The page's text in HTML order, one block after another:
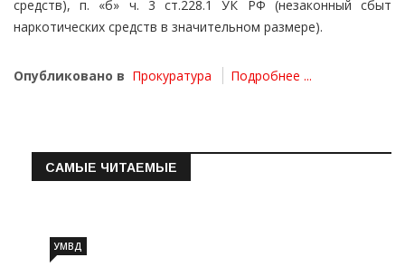
средств), п. «б» ч. 3 ст.228.1 УК РФ (незаконный сбыт
наркотических средств в значительном размере).
Опубликовано в Прокуратура Подробнее ...
САМЫЕ ЧИТАЕМЫЕ
УМВД